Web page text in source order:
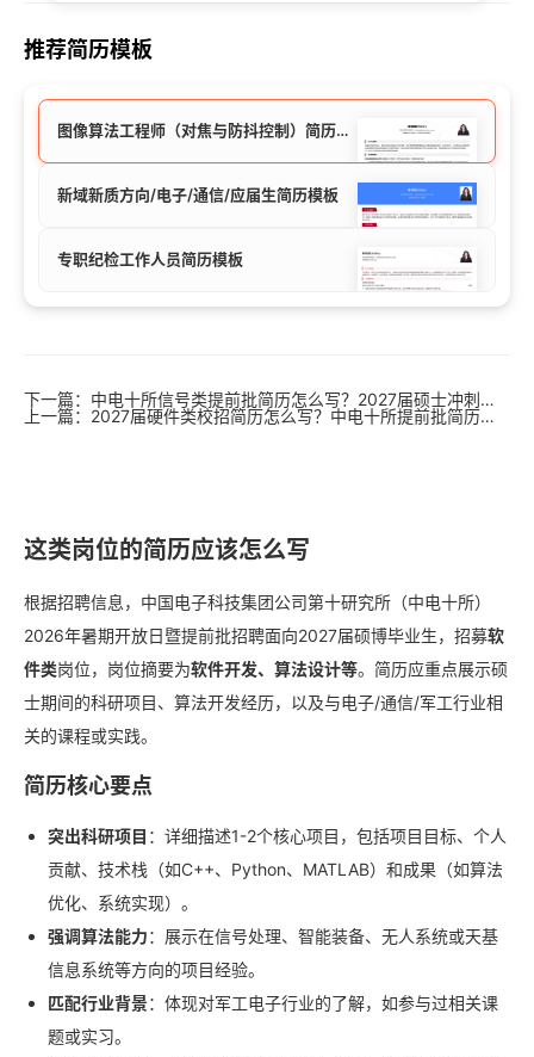
推荐简历模板
图像算法工程师（对焦与防抖控制）简历模板
新域新质方向/电子/通信/应届生简历模板
专职纪检工作人员简历模板
下一篇：中电十所信号类提前批简历怎么写？2027届硕士冲刺央企必看
上一篇：2027届硬件类校招简历怎么写？中电十所提前批简历范文
这类岗位的简历应该怎么写
根据招聘信息，中国电子科技集团公司第十研究所（中电十所）
2026年暑期开放日暨提前批招聘面向2027届硕博毕业生，招募软
件类岗位，岗位摘要为软件开发、算法设计等。简历应重点展示硕
士期间的科研项目、算法开发经历，以及与电子/通信/军工行业相
关的课程或实践。
简历核心要点
突出科研项目 ：详细描述1-2个核心项目，包括项目目标、个人
贡献、技术栈（如C++、Python、MATLAB）和成果（如算法
优化、系统实现）。
强调算法能力：展示在信号处理、智能装备、无人系统或天基
信息系统等方向的项目经验。
匹配行业背景：体现对军工电子行业的了解，如参与过相关课
题或实习。